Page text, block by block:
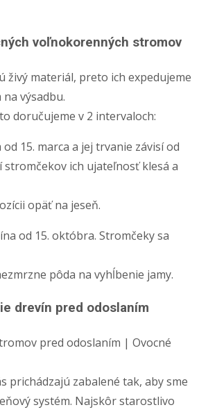
voľnokorenných stromov
živý materiál, preto ich expedujeme
výsadbu.
doručujeme v 2 intervaloch:
od 15. marca a jej trvanie závisí od
stromčekov ich ujateľnosť klesá a
opäť na jeseň.
od 15. októbra. Stromčeky sa
pôda na vyhĺbenie jamy.
drevín pred odoslaním
prichádzajú zabalené tak, aby sme
systém. Najskôr starostlivo